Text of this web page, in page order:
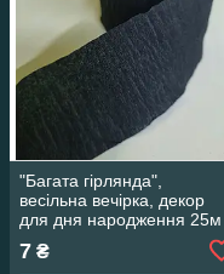
"Багата гірлянда",
весільна вечірка, декор
для дня народження 25м
7 ₴